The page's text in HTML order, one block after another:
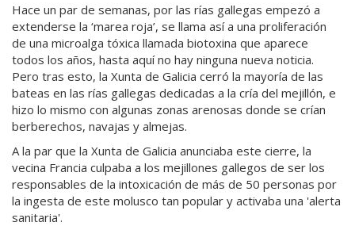
Hace un par de semanas, por las rías gallegas empezó a
extenderse la ‘marea roja’, se llama así a una proliferación
de una microalga tóxica llamada biotoxina que aparece
todos los años, hasta aquí no hay ninguna nueva noticia.
Pero tras esto, la Xunta de Galicia cerró la mayoría de las
bateas en las rías gallegas dedicadas a la cría del mejillón, e
hizo lo mismo con algunas zonas arenosas donde se crían
berberechos, navajas y almejas.
A la par que la Xunta de Galicia anunciaba este cierre, la
vecina Francia culpaba a los mejillones gallegos de ser los
responsables de la intoxicación de más de 50 personas por
la ingesta de este molusco tan popular y activaba una 'alerta
sanitaria'.